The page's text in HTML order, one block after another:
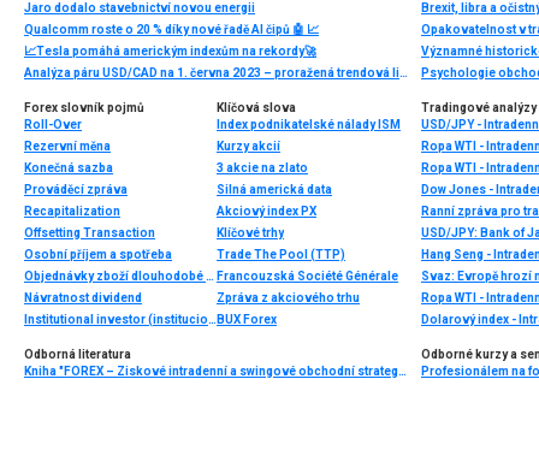
Jaro dodalo stavebnictví novou energii
Qualcomm roste o 20 % díky nové řadě AI čipů 🤖 📈
📈Tesla pomáhá americkým indexům na rekordy🚀
Analýza páru USD/CAD na 1. června 2023 – proražená trendová linie a potenciál dalšího poklesu
Brexit, libra a
Opakovatelnost v
Forex slovník pojmů
Roll-Over
Rezervní měna
Konečná sazba
Prováděcí zpráva
Recapitalization
Offsetting Transaction
Osobní příjem a spotřeba
Objednávky zboží dlouhodobé spotřeby
Návratnost dividend
Institutional investor (institucionální)
Klíčová slova
Index podnikatelské nálady ISM
Kurzy akcií
3 akcie na zlato
Silná americká data
Akciový index PX
Klíčové trhy
Trade The Pool (TTP)
Francouzská Société Générale
Zpráva z akciového trhu
BUX Forex
Tradingové analýzy
USD/JPY -
Ropa WTI -
Ropa WTI -
Dow Jones -
Ranní zpráva pro
USD/JPY: Bank of
Hang Seng -
Svaz: Evropě hrozí
Ropa WTI -
Dolarový index -
Odborná literatura
Kniha "FOREX – Ziskové intradenní a swingové obchodní strategie" od Kathy Lien vychází v češtině!
Odborné kurzy a
Profesionálem na